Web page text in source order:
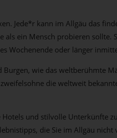
Jede*r kann im Allgäu das
ein Mensch probieren sollte.
Wochenende oder länger
wie das weltberühmte
die weltweit
und stilvolle Unterkünfte
die Sie im Allgäu nicht